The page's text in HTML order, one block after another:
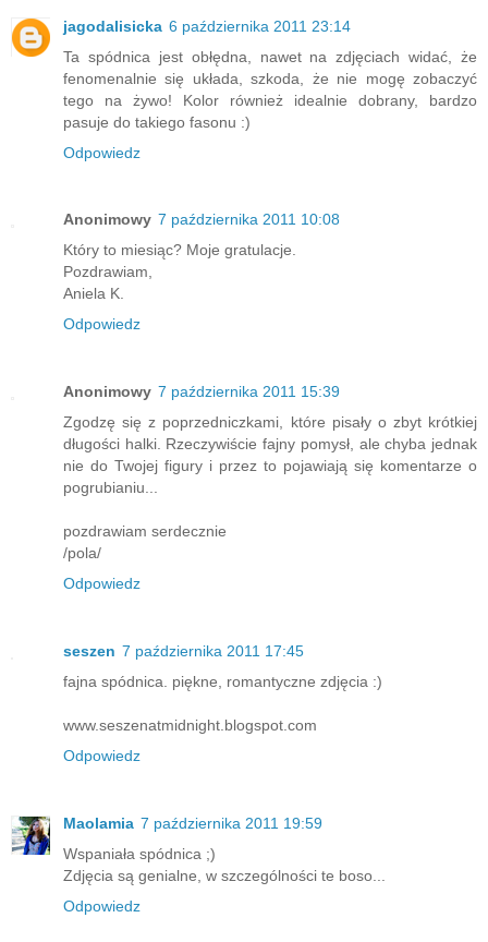
jagodalisicka 6 października 2011 23:14
Ta spódnica jest obłędna, nawet na zdjęciach widać, że
fenomenalnie się układa, szkoda, że nie mogę zobaczyć
tego na żywo! Kolor również idealnie dobrany, bardzo
pasuje do takiego fasonu :)
Odpowiedz
Anonimowy 7 października 2011 10:08
Który to miesiąc? Moje gratulacje.
Pozdrawiam,
Aniela K.
Odpowiedz
Anonimowy 7 października 2011 15:39
Zgodzę się z poprzedniczkami, które pisały o zbyt krótkiej
długości halki. Rzeczywiście fajny pomysł, ale chyba jednak
nie do Twojej figury i przez to pojawiają się komentarze o
pogrubianiu...
pozdrawiam serdecznie
/pola/
Odpowiedz
seszen 7 października 2011 17:45
fajna spódnica. piękne, romantyczne zdjęcia :)
www.seszenatmidnight.blogspot.com
Odpowiedz
Maolamia 7 października 2011 19:59
Wspaniała spódnica ;)
Zdjęcia są genialne, w szczególności te boso...
Odpowiedz